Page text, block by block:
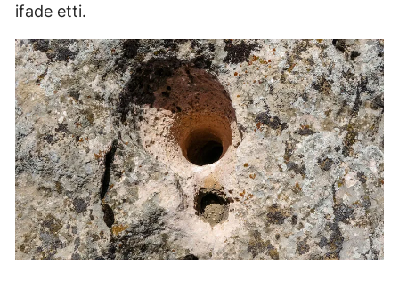
Düzce
ifade etti.